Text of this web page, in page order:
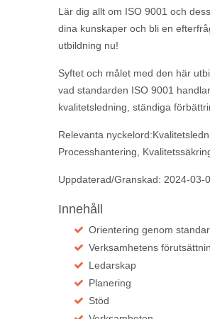
Lär dig allt om ISO 9001 och
dina kunskaper och bli en
utbildning nu!
Syftet och målet med den här
vad standarden ISO 9001
kvalitetsledning, ständiga
Relevanta
Processhantering,
Uppdaterad/Granskad: 2024-03-
Innehåll
Orientering genom
Verksamhetens
Ledarskap
Planering
Stöd